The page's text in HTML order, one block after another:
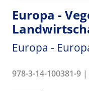
Europa -
Europa -
978-3-14-100381-9